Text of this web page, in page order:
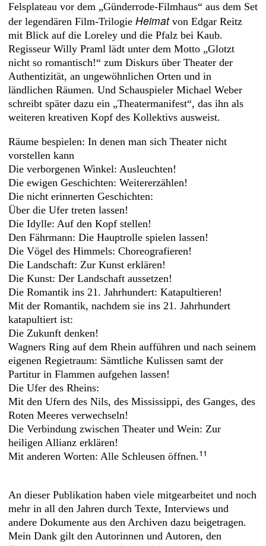
Felsplateau vor dem „Günderrode-Filmhaus“ aus dem Set
der legendären Film-Trilogie Heimatvon Edgar Reitz
mit Blick auf die Loreley und die Pfalz bei Kaub.
Regisseur Willy Praml lädt unter dem Motto „Glotzt
nicht so romantisch!“ zum Diskurs über Theater der
Authentizität, an ungewöhnlichen Orten und in
ländlichen Räumen. Und Schauspieler Michael Weber
schreibt später dazu ein „Theatermanifest“, das ihn als
weiteren kreativen Kopf des Kollektivs ausweist.
Räume bespielen: In denen man sich Theater nicht
vorstellen kann
Die verborgenen Winkel: Ausleuchten!
Die ewigen Geschichten: Weitererzählen!
Die nicht erinnerten Geschichten:
Über die Ufer treten lassen!
Die Idylle: Auf den Kopf stellen!
Den Fährmann: Die Hauptrolle spielen lassen!
Die Vögel des Himmels: Choreografieren!
Die Landschaft: Zur Kunst erklären!
Die Kunst: Der Landschaft aussetzen!
Die Romantik ins 21. Jahrhundert: Katapultieren!
Mit der Romantik, nachdem sie ins 21. Jahrhundert
katapultiert ist:
Die Zukunft denken!
Wagners Ring auf dem Rhein aufführen und nach seinem
eigenen Regietraum: Sämtliche Kulissen samt der
Partitur in Flammen aufgehen lassen!
Die Ufer des Rheins:
Mit den Ufern des Nils, des Mississippi, des Ganges, des
Roten Meeres verwechseln!
Die Verbindung zwischen Theater und Wein: Zur
heiligen Allianz erklären!
Mit anderen Worten: Alle Schleusen öffnen.11
An dieser Publikation haben viele mitgearbeitet und noch
mehr in all den Jahren durch Texte, Interviews und
andere Dokumente aus den Archiven dazu beigetragen.
Mein Dank gilt den Autorinnen und Autoren, den